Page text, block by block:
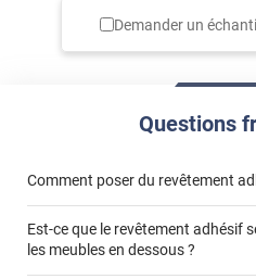
Demander un
Questions
Comment poser du revêtement
« Comment poser un
Est-ce que le revêtement adhésif
les meubles en dessous ?